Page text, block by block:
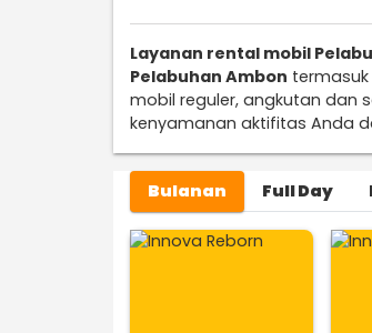
Layanan rental mobil
Pelabuhan Ambon termasuk
mobil reguler, angkutan dan
kenyamanan aktifitas Anda
Bulanan Full Day